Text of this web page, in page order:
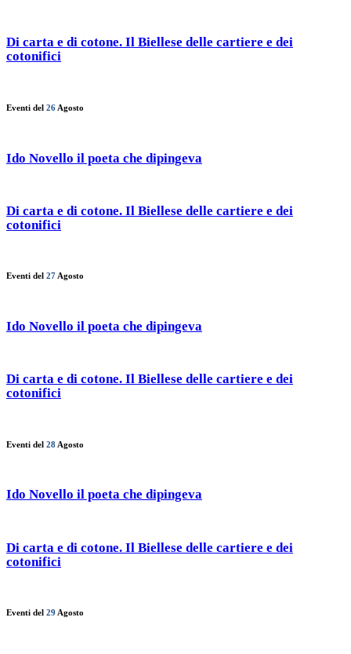
Di carta e di cotone. Il Biellese delle cartiere e dei
cotonifici
Eventi del 26 Agosto
Ido Novello il poeta che dipingeva
Di carta e di cotone. Il Biellese delle cartiere e dei
cotonifici
Eventi del 27 Agosto
Ido Novello il poeta che dipingeva
Di carta e di cotone. Il Biellese delle cartiere e dei
cotonifici
Eventi del 28 Agosto
Ido Novello il poeta che dipingeva
Di carta e di cotone. Il Biellese delle cartiere e dei
cotonifici
Eventi del 29 Agosto